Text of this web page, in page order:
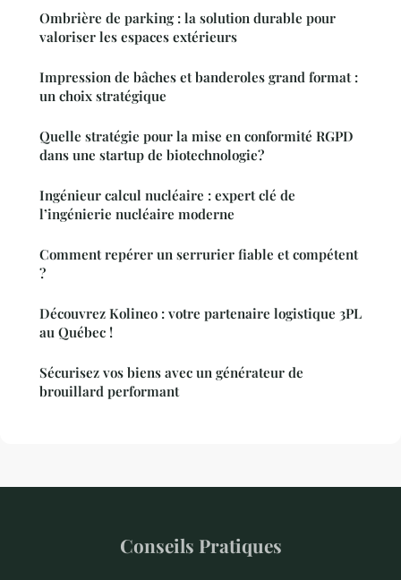
Ombrière de parking : la solution durable pour
valoriser les espaces extérieurs
Impression de bâches et banderoles grand format :
un choix stratégique
Quelle stratégie pour la mise en conformité RGPD
dans une startup de biotechnologie?
Ingénieur calcul nucléaire : expert clé de
l’ingénierie nucléaire moderne
Comment repérer un serrurier fiable et compétent
?
Découvrez Kolineo : votre partenaire logistique 3PL
au Québec !
Sécurisez vos biens avec un générateur de
brouillard performant
Conseils Pratiques